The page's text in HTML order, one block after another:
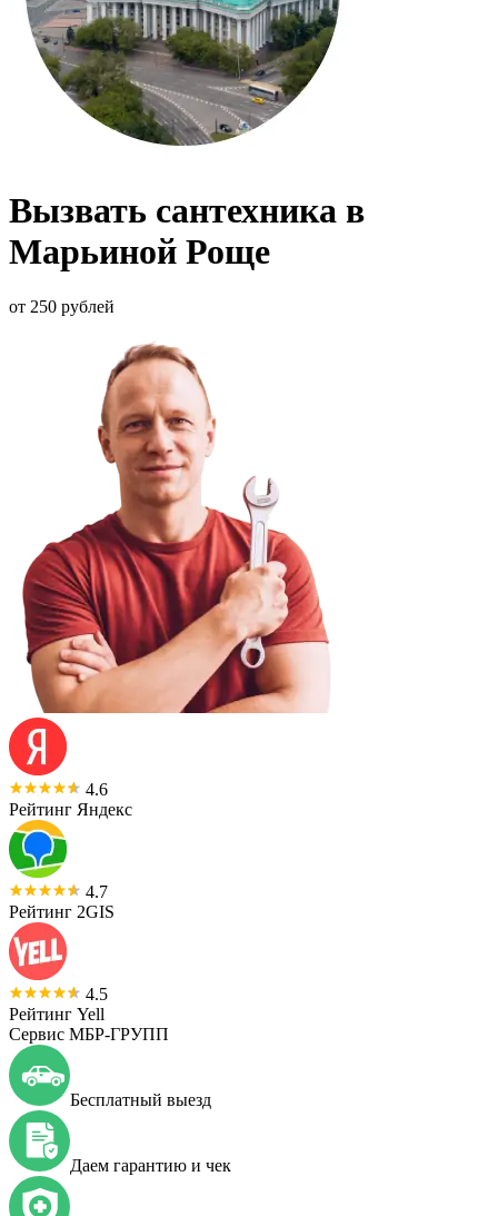
Вызвать сантехника в
Марьиной Роще
от 250 рублей
4.6
Рейтинг Яндекс
4.7
Рейтинг 2GIS
4.5
Рейтинг Yell
Сервис МБР-ГРУПП
Бесплатный выезд
Даем гарантию и чек